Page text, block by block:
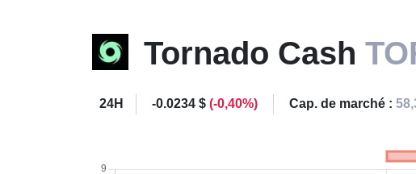
Tornado Cash
24H -0.0234 $ (-0,40%) Cap. de marché :